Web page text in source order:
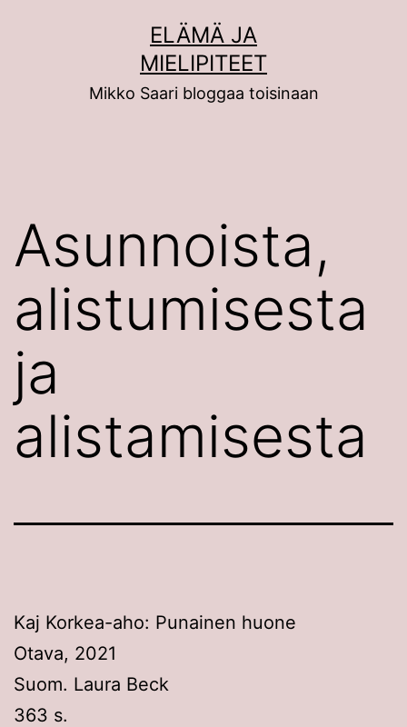
ELÄMÄ JA
MIELIPITEET
Mikko Saari bloggaa toisinaan
Asunnoista,
alistumisesta
ja
alistamisesta
Kaj Korkea-aho: Punainen huone
Otava, 2021
Suom. Laura Beck
363 s.